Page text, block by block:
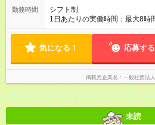
勤務時間
シフト制
1日あたりの実働時間：最大8時
【休学日】 09:00~18:00 ※休憩1
00～17：30 ▼子育てが落ち着
◎
気になる！ 応募する
掲載元企業名 一般社団法
未読